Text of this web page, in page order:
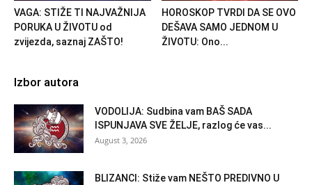
VAGA: STIŽE TI NAJVAŽNIJA
PORUKA U ŽIVOTU od
zvijezda, saznaj ZAŠTO!
HOROSKOP TVRDI DA SE OVO
DEŠAVA SAMO JEDNOM U
ŽIVOTU: Ono...
Izbor autora
VODOLIJA: Sudbina vam BAŠ SADA
ISPUNJAVA SVE ŽELJE, razlog će vas...
August 3, 2026
BLIZANCI: Stiže vam NEŠTO PREDIVNO U